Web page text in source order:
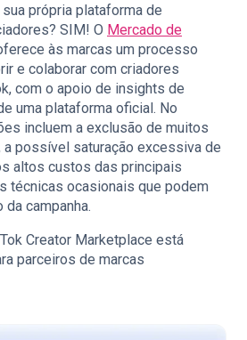
própria plataforma de
SIM! O Mercado de
às marcas um processo
e colaborar com criadores
com o apoio de insights de
uma plataforma oficial. No
incluem a exclusão de muitos
possível saturação excessiva de
altos custos das principais
técnicas ocasionais que podem
campanha.
Creator Marketplace está
parceiros de marcas